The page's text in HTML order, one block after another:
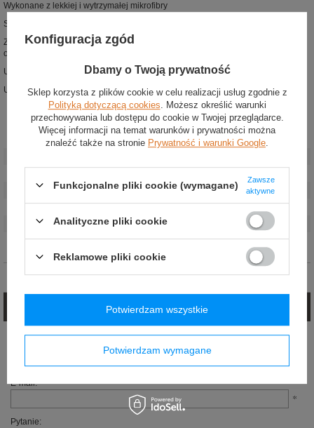
Wykonane z lekkiej i wytrzymałej mikrofibry
Strategicznie rozmieszczone perforacje dla lepszej wentylacji
Zewnętrzne wzmocnienia palców po obu stronach dla dodatkowej ochrony i
odporności na ścieranie
Ulepszone anatomiczne profilowanie
Ultra-cienka podeszwa o wzorze stosowanym w Formule 1
Stan:
Nowy
Homologacja:
Bez homologacji
Płeć:
Unisex
Materiał: Mikrofibra
Opinie (0)
Jeżeli powyższy opis jest dla Ciebie niewystarczający, prześlij nam swoje
pytanie odnośnie tego produktu. Postaramy się odpowiedzieć tak szybko jak
E-mail:
Pytanie:
Konfiguracja zgód
Dbamy o Twoją prywatność
Sklep korzysta z plików cookie w celu realizacji usług zgodnie z
Polityką dotyczącą cookies . Możesz określić warunki
przechowywania lub dostępu do cookie w Twojej przeglądarce.
Więcej informacji na temat warunków i prywatności można
znaleźć także na stronie Prywatność i warunki Google
Funkcjonalne pliki cookie (wymagane)
Zawsze
aktywne
Analityczne pliki cookie
Reklamowe pliki cookie
Potwierdzam wymagane
Potwierdzam wszystkie